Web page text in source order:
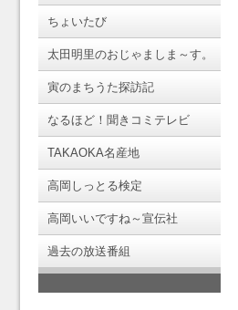
ちょいたび
太田明里のおじゃましま～す。
寅のまちうた探訪記
なるほど！聞きコミテレビ
TAKAOKA名産地
高岡しっとる検定
高岡いいですね～宣伝社
過去の放送番組